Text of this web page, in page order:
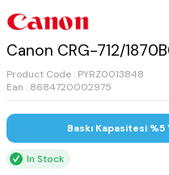
Canon CRG-712/
Product Code : PYRZ0013848
Ean : 8684720002975
Baskı Kapasitesi
In Stock